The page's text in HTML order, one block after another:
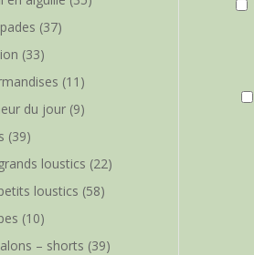
(37)
(33)
(11)
du jour (9)
(39)
loustics (22)
loustics (58)
(10)
– shorts (39)